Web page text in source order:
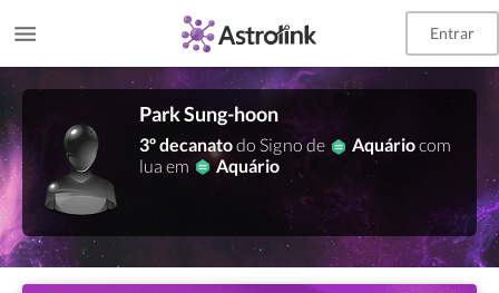
Entrar
Park Sung-hoon
3º decanatodo Signo de Aquáriocom
lua em
Aquário